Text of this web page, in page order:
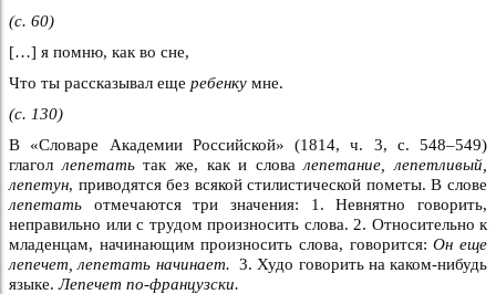
(с. 60)
[…] я помню, как во сне,
Что ты рассказывал еще ребенку мне.
(с. 130)
В «Словаре Академии Российской» (1814, ч. 3, с. 548–549)
глагол лепетатьтак же, как и словалепетание, лепетливый,
лепетун, приводятся без всякой стилистической пометы. В слове
лепетать отмечаются три значения: 1. Невнятно говорить,
неправильно или с трудом произносить слова. 2. Относительно к
младенцам, начинающим произносить слова, говорится:Он еще
лепечет, лепетать начинает. 3. Худо говорить на каком-нибудь
языке.Лепечет по-французски.